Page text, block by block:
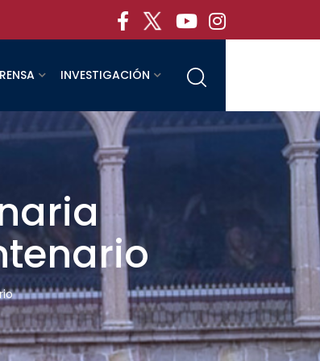
INVESTIGACIÓN